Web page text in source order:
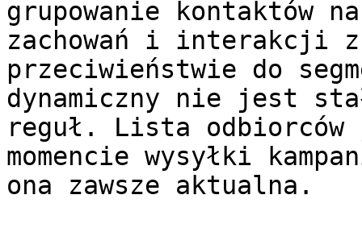
grupowanie kontaktów
zachowań i interakcji z
przeciwieństwie do
dynamiczny nie jest
reguł. Lista odbiorców
momencie wysyłki
ona zawsze aktualna.